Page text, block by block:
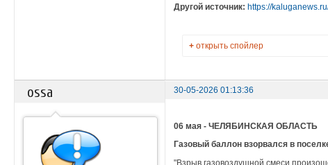
Другой источник:https://
+ открыть спойлер
ossa 30-05-2026 01:13:36
06 мая - ЧЕЛЯБИНСКАЯ ОБЛАСТЬ
Газовый баллон взорвался в
"Взрыв газовоздушной смеси